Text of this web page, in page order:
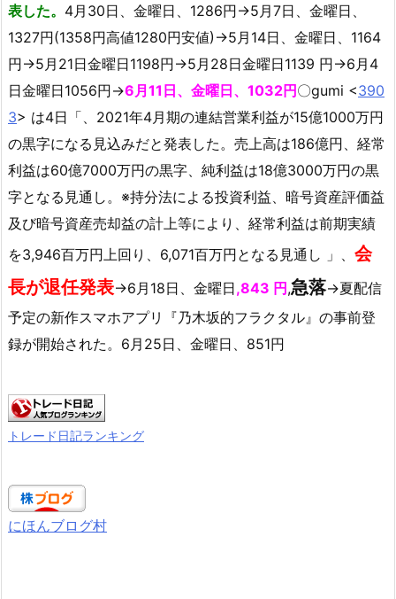
表した。 4月30日、金曜日、1286円→5月7日、金曜日、
1327円(1358円高値1280円安値)→5月14日、金曜日、1164
円→5月21日金曜日1198円→5月28日金曜日1139 円→6月4
日金曜日1056円→6月11日、金曜日、1032円〇gumi <390
3> は4日「、2021年4月期の連結営業利益が15億1000万円
の黒字になる見込みだと発表した。売上高は186億円、経常
利益は60億7000万円の黒字、純利益は18億3000万円の黒
字となる見通し。※持分法による投資利益、暗号資産評価益
及び暗号資産売却益の計上等により、経常利益は前期実績
を3,946百万円上回り、6,071百万円となる見通し 」、 会
長が退任発表→6月18日、金曜日,843 円,急落→夏配信
予定の新作スマホアプリ『乃木坂的フラクタル』の事前登
録が開始された。6月25日、金曜日、851円
トレード日記ランキング
にほんブログ村